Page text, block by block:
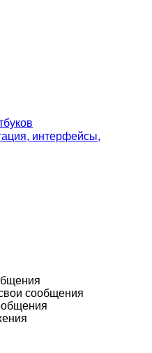
интерфейсы,
сообщения